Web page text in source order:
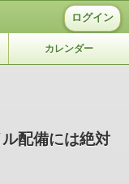
ログイン
カレンダー
配備には絶対